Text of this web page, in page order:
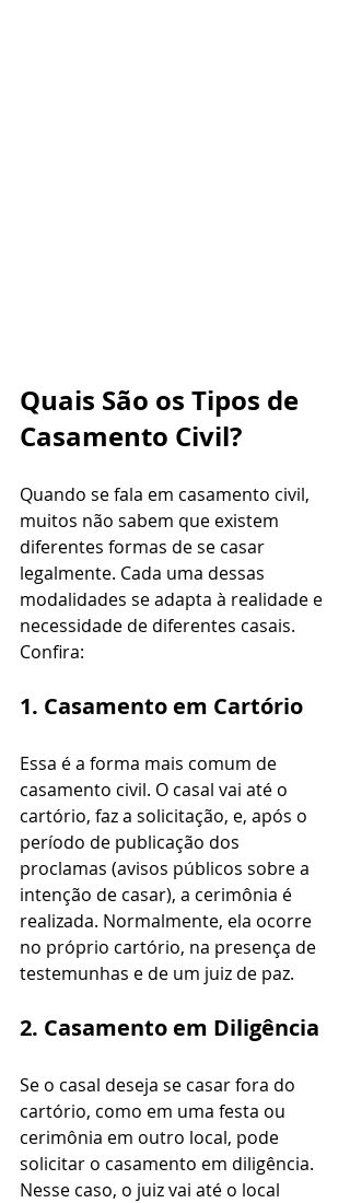
Quais São os Tipos de
Casamento Civil?
Quando se fala em casamento civil,
muitos não sabem que existem
diferentes formas de se casar
legalmente. Cada uma dessas
modalidades se adapta à realidade e
necessidade de diferentes casais.
Confira:
1. Casamento em Cartório
Essa é a forma mais comum de
casamento civil. O casal vai até o
cartório, faz a solicitação, e, após o
período de publicação dos
proclamas (avisos públicos sobre a
intenção de casar), a cerimônia é
realizada. Normalmente, ela ocorre
no próprio cartório, na presença de
testemunhas e de um juiz de paz.
2. Casamento em Diligência
Se o casal deseja se casar fora do
cartório, como em uma festa ou
cerimônia em outro local, pode
solicitar o casamento em diligência.
Nesse caso, o juiz vai até o local